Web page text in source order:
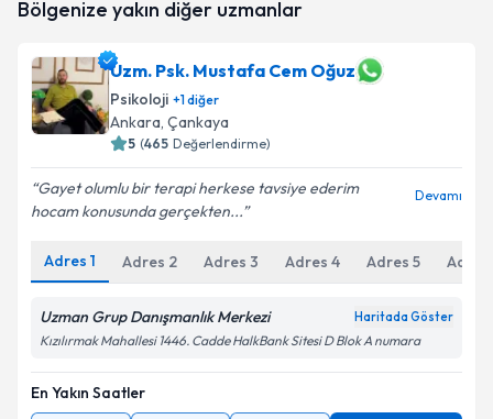
Bölgenize yakın diğer uzmanlar
Uzm. Psk. Mustafa Cem Oğuz
Psikoloji +1diğer
Ankara, Çankaya
5 (465 Değerlendirme)
Gayet olumlu bir terapi herkese tavsiye ederim
hocam konusunda gerçekten...
Devamı
Adres 1 Adres 2 Adres 3 Adres 4 Adres 5 Adres
Uzman Grup Danışmanlık Merkezi Haritada Göster
Kızılırmak Mahallesi 1446. Cadde HalkBank Sitesi D Blok A numara
En Yakın Saatler